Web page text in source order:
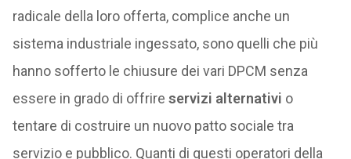
radicale della loro offerta, complice anche un
sistema industriale ingessato, sono quelli che più
hanno sofferto le chiusure dei vari DPCM senza
essere in grado di offrire servizi alternativi o
tentare di costruire un nuovo patto sociale tra
servizio e pubblico. Quanti di questi operatori della